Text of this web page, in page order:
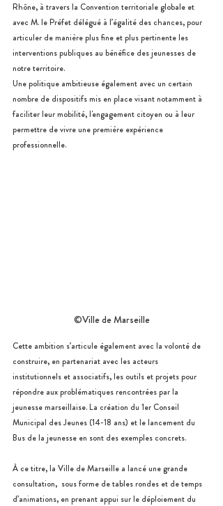
Rhône, à travers la Convention territoriale globale et
avec M. le Préfet délégué à l’égalité des chances, pour
articuler de manière plus fine et plus pertinente les
interventions publiques au bénéfice des jeunesses de
notre territoire.
Une politique ambitieuse également avec un certain
nombre de dispositifs mis en place visant notamment à
faciliter leur mobilité, l'engagement citoyen ou à leur
permettre de vivre une première expérience
professionnelle.
©Ville de Marseille
Cette ambition s’articule également avec la volonté de
construire, en partenariat avec les acteurs
institutionnels et associatifs, les outils et projets pour
répondre aux problématiques rencontrées par la
jeunesse marseillaise. La création du 1er Conseil
Municipal des Jeunes (14-18 ans) et le lancement du
Bus de la jeunesse en sont des exemples concrets.
À ce titre, la Ville de Marseille a lancé une grande
consultation,  sous forme de tables rondes et de temps
d’animations, en prenant appui sur le déploiement du